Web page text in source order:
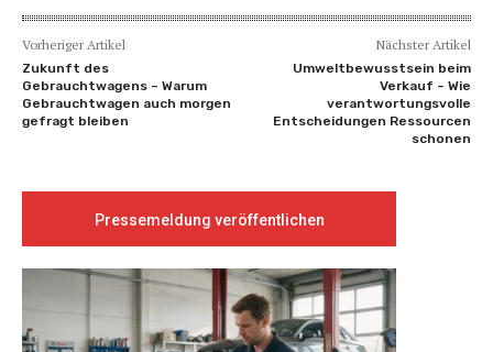
Vorheriger Artikel
Zukunft des
Gebrauchtwagens – Warum
Gebrauchtwagen auch morgen
gefragt bleiben
Nächster Artikel
Umweltbewusstsein beim
Verkauf – Wie
verantwortungsvolle
Entscheidungen Ressourcen
schonen
Pressemeldung veröffentlichen